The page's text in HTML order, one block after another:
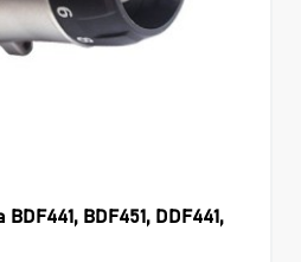
BDF451, DDF441,